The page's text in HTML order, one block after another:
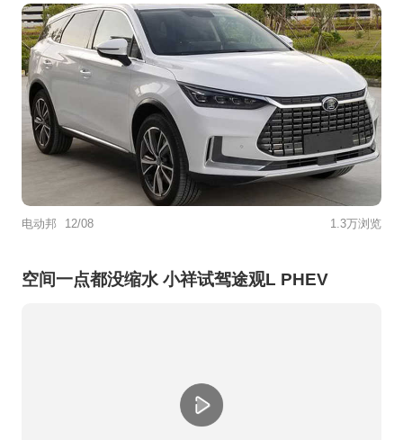
电动邦 12/08 1.3万浏览
空间一点都没缩水 小祥试驾途观L PHEV